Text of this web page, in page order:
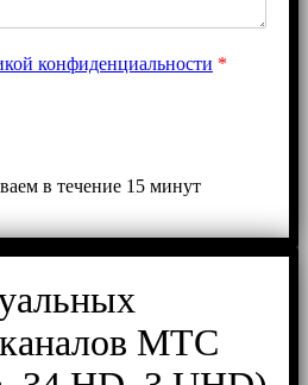
конфиденциальности *
в течение 15 минут
МТС